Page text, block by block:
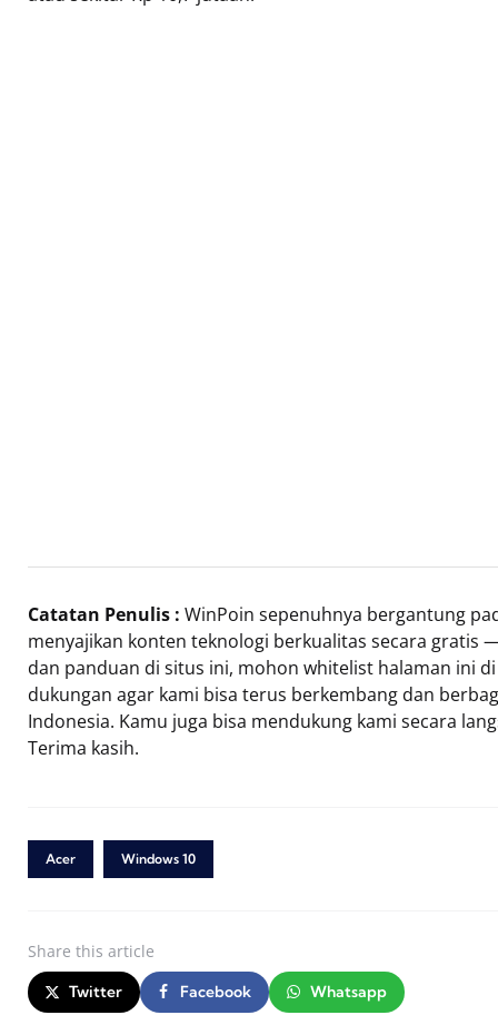
Catatan Penulis : WinPoin sepenuhnya bergantung
menyajikan konten teknologi berkualitas secara gratis
dan panduan di situs ini, mohon whitelist halaman ini
dukungan agar kami bisa terus berkembang dan
Indonesia. Kamu juga bisa mendukung kami secara
Terima kasih.
Acer Windows 10
Share this article
Twitter Facebook Whatsapp